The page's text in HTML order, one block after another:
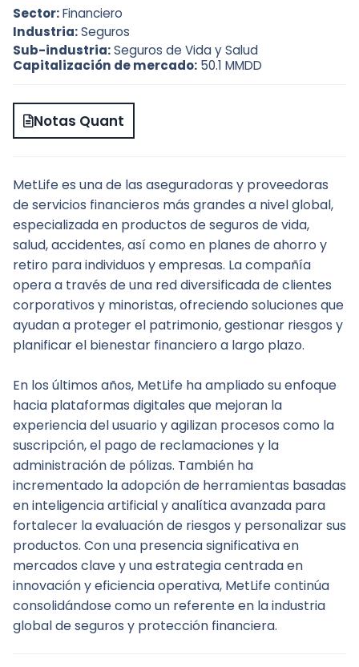
Sector:Financiero
Industria:Seguros
Sub-industria:Seguros de Vida y Salud
Capitalización de mercado: 50.1 MMDD
Notas Quant
MetLife es una de las aseguradoras y proveedoras
de servicios financieros más grandes a nivel global,
especializada en productos de seguros de vida,
salud, accidentes, así como en planes de ahorro y
retiro para individuos y empresas. La compañía
opera a través de una red diversificada de clientes
corporativos y minoristas, ofreciendo soluciones que
ayudan a proteger el patrimonio, gestionar riesgos y
planificar el bienestar financiero a largo plazo.
En los últimos años, MetLife ha ampliado su enfoque
hacia plataformas digitales que mejoran la
experiencia del usuario y agilizan procesos como la
suscripción, el pago de reclamaciones y la
administración de pólizas. También ha
incrementado la adopción de herramientas basadas
en inteligencia artificial y analítica avanzada para
fortalecer la evaluación de riesgos y personalizar sus
productos. Con una presencia significativa en
mercados clave y una estrategia centrada en
innovación y eficiencia operativa, MetLife continúa
consolidándose como un referente en la industria
global de seguros y protección financiera.